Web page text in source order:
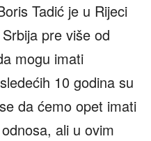
Tadić je u Rijeci
pre više od
mogu imati
10 godina su
da ćemo opet imati
ali u ovim